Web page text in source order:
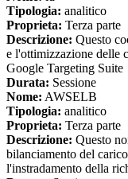
Tipologia: analitico
Proprieta: Terza parte
Descrizione: Questo
e l'ottimizzazione delle
Google Targeting Suite
Durata: Sessione
Nome: AWSELB
Tipologia: analitico
Proprieta: Terza parte
Descrizione: Questo
bilanciamento del
l'instradamento della